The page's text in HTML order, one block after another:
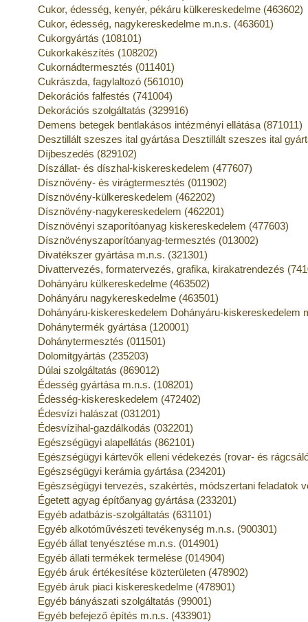
Cukor, édesség, kenyér, pékáru külkereskedelme (463602)
Cukor, édesség, nagykereskedelme m.n.s. (463601)
Cukorgyártás (108101)
Cukorkakészítés (108202)
Cukornádtermesztés (011401)
Cukrászda, fagylaltozó (561010)
Dekorációs falfestés (741004)
Dekorációs szolgáltatás (329916)
Demens betegek bentlakásos intézményi ellátása (871011)
Desztillált szeszes ital gyártása Desztillált szeszes ital
Díjbeszedés (829102)
Díszállat- és díszhal-kiskereskedelem (477607)
Dísznövény- és virágtermesztés (011902)
Dísznövény-külkereskedelem (462202)
Dísznövény-nagykereskedelem (462201)
Dísznövényi szaporítóanyag kiskereskedelem (477603)
Dísznövényszaporítóanyag-termesztés (013002)
Divatékszer gyártása m.n.s. (321301)
Divattervezés, formatervezés, grafika, kirakatrendezés
Dohányáru külkereskedelme (463502)
Dohányáru nagykereskedelme (463501)
Dohányáru-kiskereskedelem Dohányáru-kiskereskedelem
Dohánytermék gyártása (120001)
Dohánytermesztés (011501)
Dolomitgyártás (235203)
Dúlai szolgáltatás (869012)
Édesség gyártása m.n.s. (108201)
Édesség-kiskereskedelem (472402)
Édesvízi halászat (031201)
Édesvízihal-gazdálkodás (032201)
Egészségügyi alapellátás (862101)
Egészségügyi kártevők elleni védekezés (rovar- és
Egészségügyi kerámia gyártása (234201)
Egészségügyi tervezés, szakértés, módszertani feladatok
Égetett agyag építőanyag gyártása (233201)
Egyéb adatbázis-szolgáltatás (631101)
Egyéb alkotóművészeti tevékenység m.n.s. (900301)
Egyéb állat tenyésztése m.n.s. (014901)
Egyéb állati termékek termelése (014904)
Egyéb áruk értékesítése közterületen (478902)
Egyéb áruk piaci kiskereskedelme (478901)
Egyéb bányászati szolgáltatás (99001)
Egyéb befejező építés m.n.s. (433901)